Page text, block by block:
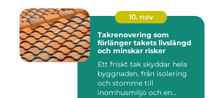
10. nov
Takrenovering som
förlänger takets livslängd
och minskar risker
Ett friskt tak skyddar hela
byggnaden, från isolering
och stomme till
inomhusmiljö och en...